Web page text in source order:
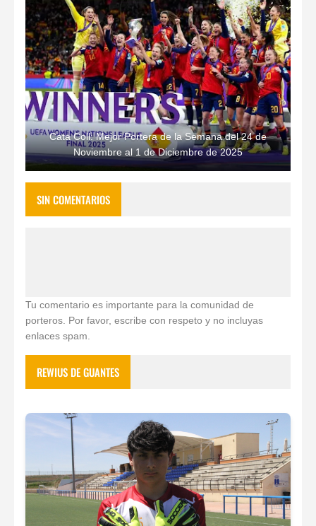
Cata Coll: Mejor Portera de la Semana del 24 de
Noviembre al 1 de Diciembre de 2025
SIN COMENTARIOS
Tu comentario es importante para la comunidad de
porteros. Por favor, escribe con respeto y no incluyas
enlaces spam.
REWIUS DE GUANTES